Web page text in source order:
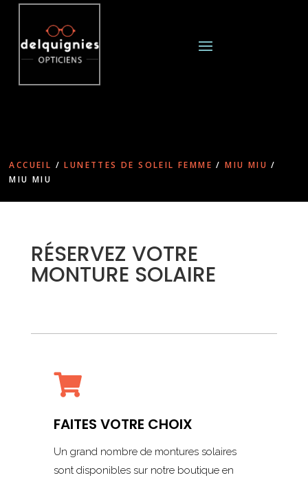
ACCUEIL /LUNETTES DE SOLEIL FEMME /MIU MIU /
MIU MIU
RÉSERVEZ VOTRE
MONTURE SOLAIRE

FAITES VOTRE CHOIX
Un grand nombre de montures solaires
sont disponibles sur notre boutique en